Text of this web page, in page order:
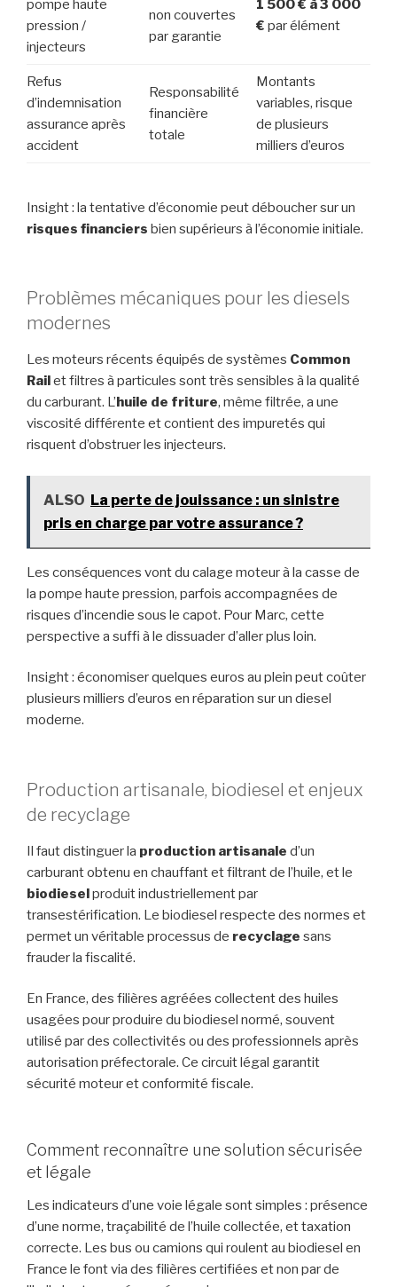
pompe haute
pression /
injecteurs
non couvertes
par garantie
1 500 € à 3 000
€ par élément
Refus
d’indemnisation
assurance après
accident
Responsabilité
financière
totale
Montants
variables, risque
de plusieurs
milliers d’euros
Insight : la tentative d’économie peut déboucher sur un
risques financiers bien supérieurs à l’économie initiale.
Problèmes mécaniques pour les diesels
modernes
Les moteurs récents équipés de systèmes Common
Rail et filtres à particules sont très sensibles à la qualité
du carburant. L’ huile de friture, même filtrée, a une
viscosité différente et contient des impuretés qui
risquent d’obstruer les injecteurs.
ALSO La perte de jouissance : un sinistre
pris en charge par votre assurance ?
Les conséquences vont du calage moteur à la casse de
la pompe haute pression, parfois accompagnées de
risques d’incendie sous le capot. Pour Marc, cette
perspective a suffi à le dissuader d’aller plus loin.
Insight : économiser quelques euros au plein peut coûter
plusieurs milliers d’euros en réparation sur un diesel
moderne.
Production artisanale, biodiesel et enjeux
de recyclage
Il faut distinguer la production artisanale d’un
carburant obtenu en chauffant et filtrant de l’huile, et le
biodieselproduit industriellement par
transestérification. Le biodiesel respecte des normes et
permet un véritable processus de recyclage sans
frauder la fiscalité.
En France, des filières agréées collectent des huiles
usagées pour produire du biodiesel normé, souvent
utilisé par des collectivités ou des professionnels après
autorisation préfectorale. Ce circuit légal garantit
sécurité moteur et conformité fiscale.
Comment reconnaître une solution sécurisée
et légale
Les indicateurs d’une voie légale sont simples : présence
d’une norme, traçabilité de l’huile collectée, et taxation
correcte. Les bus ou camions qui roulent au biodiesel en
France le font via des filières certifiées et non par de